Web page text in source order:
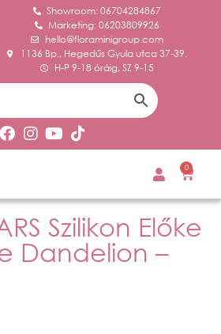
Showroom: 06704284867
Marketing: 06203809926
hello@floraminigroup.com
1136 Bp., Hegedűs Gyula utca 37-39.
H-P 9-18 óráig, SZ 9-15
0
Szilikon Előke
Dandelion –